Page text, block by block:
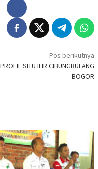
Pos berikutnya
PROFIL SITU ILIR CIBUNGBULANG
BOGOR